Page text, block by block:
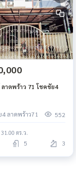
ทาวน์เฮ้าส์ ลาดพร้าว 71 โชคชัย4
ลาดพร้าว71 552
ตร.ว.
5 3